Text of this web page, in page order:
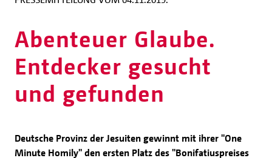
Abenteuer Glaube.
Entdecker gesucht
und gefunden
Deutsche Provinz der Jesuiten gewinnt mit ihrer "One
Minute Homily" den ersten Platz des "Bonifatiuspreises